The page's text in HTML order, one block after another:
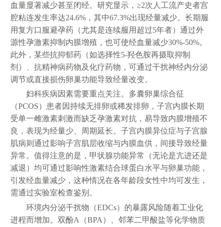
血量显著减少甚至闭经。研究显示，≥2次人工流产史者宫
腔粘连发生率达24.6%，其中67.3%出现经量减少。长期服
用复方口服避孕药（尤其是连续服用超过5年者）通过外
源性孕激素抑制内膜增殖，也可使经血量减少30%-50%。
此外，某些抗抑郁药（如选择性5-羟色胺再摄取抑制
剂）、抗精神病药物及化疗药物，可通过干扰神经内分泌
调节或直接损伤卵巢功能导致经量改变。
妇科疾病因素需要重点关注。多囊卵巢综合征
（PCOS）患者因持续无排卵或稀发排卵，子宫内膜长期
受单一雌激素刺激而缺乏孕激素对抗，易导致内膜增殖不
良，表现为经量少、周期延长。子宫内膜异位症与子宫腺
肌病则通过影响子宫肌层收缩与内膜血供，间接导致经量
异常。值得注意的是，甲状腺功能异常（无论是亢进还是
减退）均可通过影响性激素结合球蛋白水平与卵巢功能，
引发经血量减少，这种情况在各年龄段女性中均可发生，
需通过实验室检查鉴别。
环境内分泌干扰物（EDCs）的暴露风险随着工业化
进程而增加。双酚A（BPA）、邻苯二甲酸盐等化学物质